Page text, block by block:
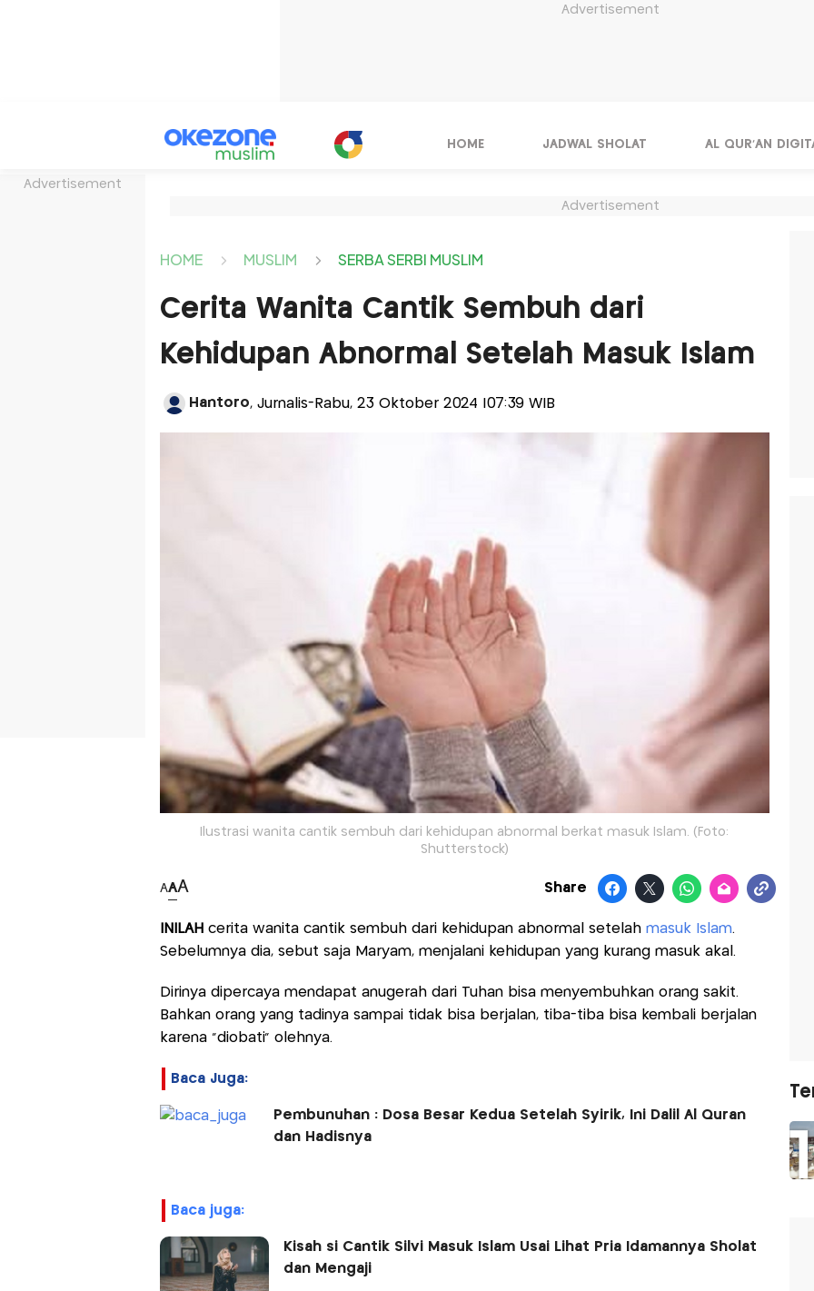
Advertisement
Advertisement
HOME JADWAL SHOLAT AL QUR'AN
Advertisement
HOME MUSLIM SERBA SERBI MUSLIM
Cerita Wanita Cantik Sembuh dari
Kehidupan Abnormal Setelah Masuk Islam
Hantoro, Jurnalis-Rabu, 23 Oktober 2024 |07:39 WIB
Ilustrasi wanita cantik sembuh dari kehidupan abnormal berkat masuk Islam. (Foto:
Shutterstock)
AAA Share
INILAH cerita wanita cantik sembuh dari kehidupan abnormal setelah masuk Islam.
Sebelumnya dia, sebut saja Maryam, menjalani kehidupan yang kurang masuk akal.
Dirinya dipercaya mendapat anugerah dari Tuhan bisa menyembuhkan orang sakit.
Bahkan orang yang tadinya sampai tidak bisa berjalan, tiba-tiba bisa kembali berjalan
karena "diobati" olehnya.
Baca Juga:
Pembunuhan : Dosa Besar Kedua Setelah Syirik, Ini Dalil Al Quran
dan Hadisnya
baca juga:
Kisah si Cantik Silvi Masuk Islam Usai Lihat Pria Idamannya Sholat
dan Mengaji